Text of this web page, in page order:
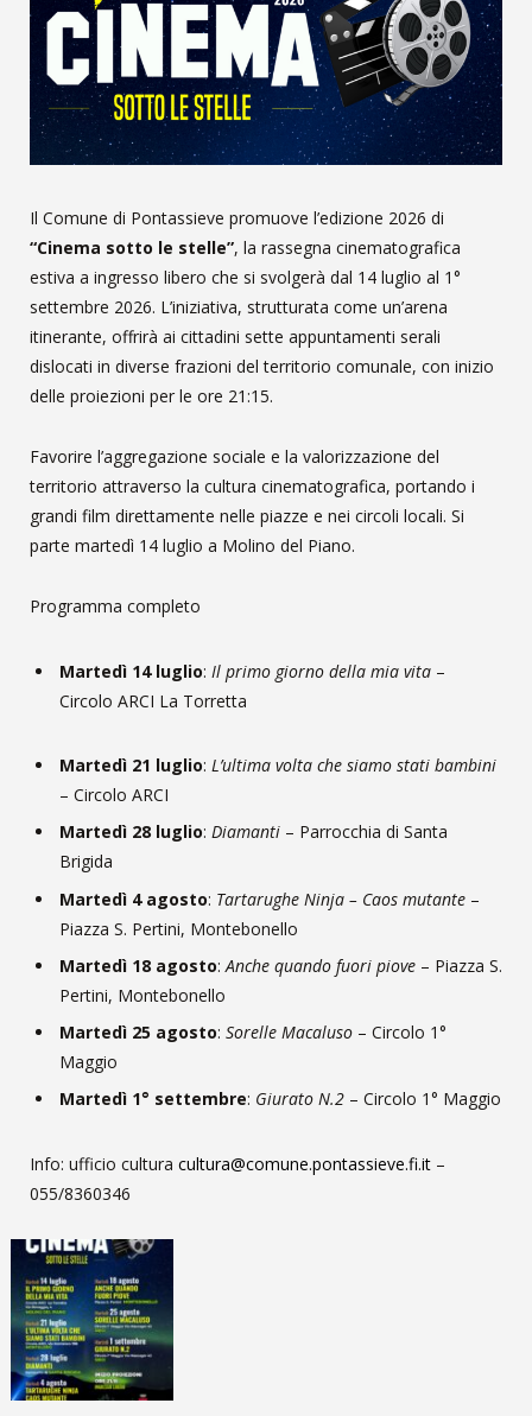
Il Comune di Pontassieve promuove l’edizione 2026 di
“Cinema sotto le stelle”, la rassegna cinematografica
estiva a ingresso libero che si svolgerà dal 14 luglio al 1°
settembre 2026. L’iniziativa, strutturata come un’arena
itinerante, offrirà ai cittadini sette appuntamenti serali
dislocati in diverse frazioni del territorio comunale, con inizio
delle proiezioni per le ore 21:15.
Favorire l’aggregazione sociale e la valorizzazione del
territorio attraverso la cultura cinematografica, portando i
grandi film direttamente nelle piazze e nei circoli locali. Si
parte martedì 14 luglio a Molino del Piano.
Programma completo
Martedì 14 luglio: Il primo giorno della mia vita –
Circolo ARCI La Torretta
Martedì 21 luglio: L’ultima volta che siamo stati bambini
– Circolo ARCI
Martedì 28 luglio: Diamanti – Parrocchia di Santa
Brigida
Martedì 4 agosto: Tartarughe Ninja – Caos mutante –
Piazza S. Pertini, Montebonello
Martedì 18 agosto: Anche quando fuori piove – Piazza S.
Pertini, Montebonello
Martedì 25 agosto: Sorelle Macaluso – Circolo 1°
Maggio
Martedì 1° settembre: Giurato N.2 – Circolo 1° Maggio
Info: ufficio cultura cultura@comune.pontassieve.fi.it –
055/8360346